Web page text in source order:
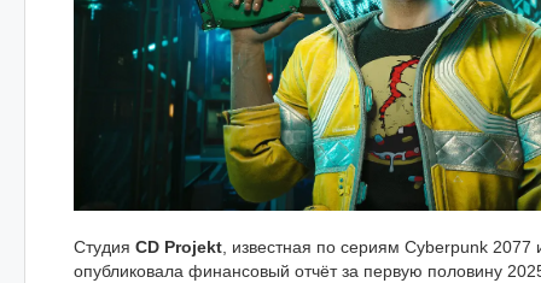
Студия CD Projekt, известная по сериям Cyberpunk 2077
опубликовала финансовый отчёт за первую половину